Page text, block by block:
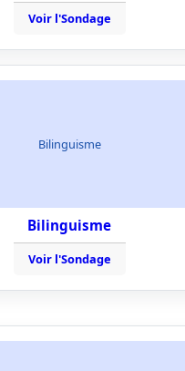
Voir l'Sondage
Bilinguisme
Bilinguisme
Voir l'Sondage